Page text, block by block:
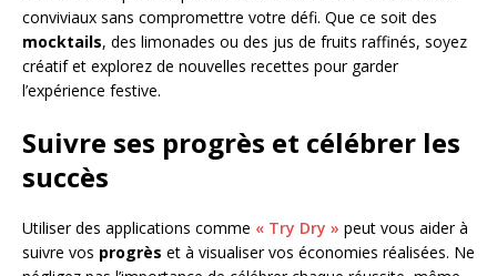
conviviaux sans compromettre votre défi. Que ce soit des
mocktails, des limonades ou des jus de fruits raffinés, soyez
créatif et explorez de nouvelles recettes pour garder
l’expérience festive.
Suivre ses progrès et célébrer les
succès
Utiliser des applications comme « Try Dry » peut vous aider à
suivre vos progrès et à visualiser vos économies réalisées. Ne